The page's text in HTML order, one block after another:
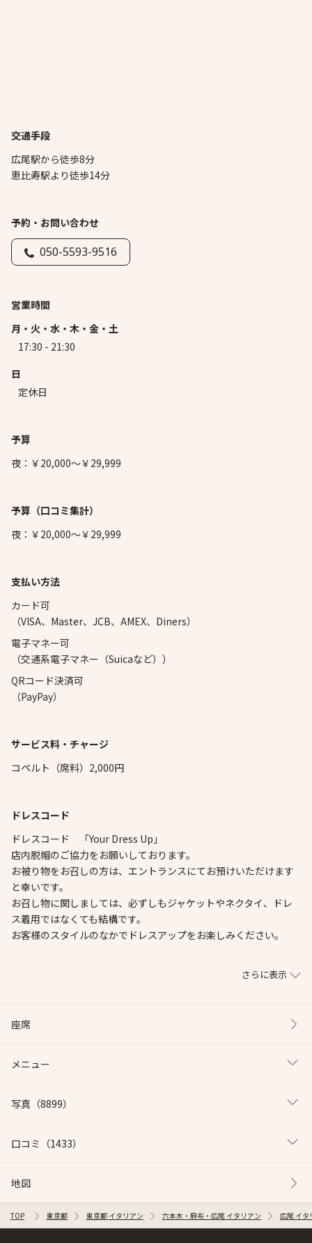
交通手段
広尾駅から徒歩8分
恵比寿駅より徒歩14分
予約・お問い合わせ
050-5593-9516
営業時間
月・火・水・木・金・土
17:30 - 21:30
日
定休日
予算
夜：￥20,000～￥29,999
予算 （口コミ集計）
夜：￥20,000～￥29,999
支払い方法
カード可
（VISA、Master、JCB、AMEX、Diners）
電子マネー可
（交通系電子マネー（Suicaなど））
QRコード決済可
（PayPay）
サービス料・チャージ
コペルト（席料）2,000円
ドレスコード
ドレスコード 「Your Dress Up」
店内脱帽のご協力をお願いしております。
お被り物をお召しの方は、エントランスにてお預けいただけます
と幸いです。
お召し物に関しましては、必ずしもジャケットやネクタイ、ドレ
ス着用ではなくても結構です。
お客様のスタイルのなかでドレスアップをお楽しみください。
さらに表示
座席
メニュー
写真 （8899）
口コミ （1433）
地図
TOP 東京都 東京都 イタリアン 六本木・麻布・広尾 イタリアン 広尾 イタ